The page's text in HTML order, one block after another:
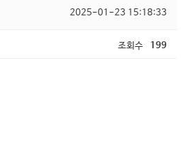
2025-01-23 15:18:33
조회수 199